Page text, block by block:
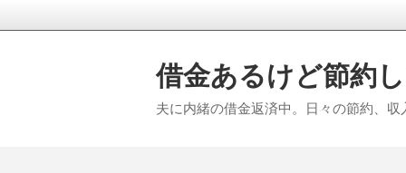
借金あるけど節約
夫に内緒の借金返済中。日々の節約、